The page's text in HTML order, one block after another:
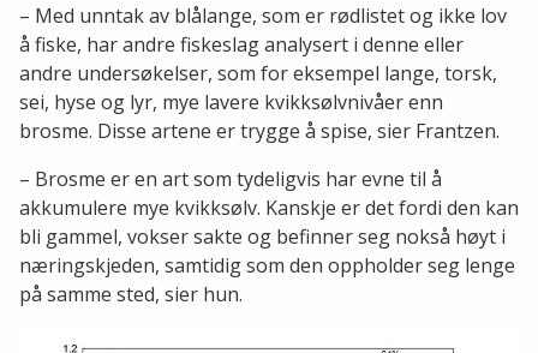
– Med unntak av blålange, som er rødlistet og ikke lov
å fiske, har andre fiskeslag analysert i denne eller
andre undersøkelser, som for eksempel lange, torsk,
sei, hyse og lyr, mye lavere kvikksølvnivåer enn
brosme. Disse artene er trygge å spise, sier Frantzen.
– Brosme er en art som tydeligvis har evne til å
akkumulere mye kvikksølv. Kanskje er det fordi den kan
bli gammel, vokser sakte og befinner seg nokså høyt i
næringskjeden, samtidig som den oppholder seg lenge
på samme sted, sier hun.